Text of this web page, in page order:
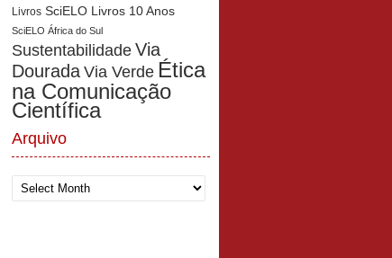
Livros SciELO Livros 10 Anos
SciELO África do Sul
Sustentabilidade Via
DouradaVia Verde Ética
na Comunicação
Científica
Arquivo
Arquivo